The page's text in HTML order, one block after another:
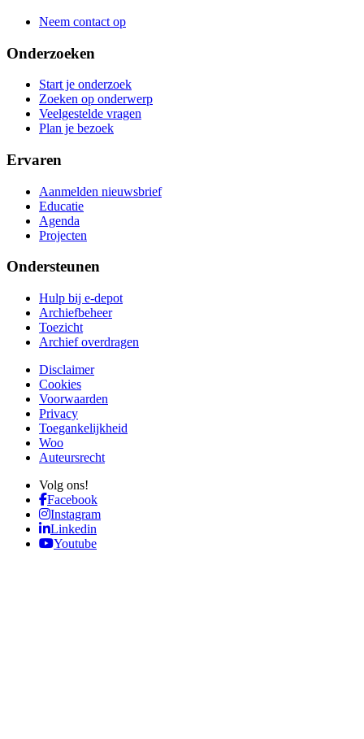
Neem contact op
Onderzoeken
Start je onderzoek
Zoeken op onderwerp
Veelgestelde vragen
Plan je bezoek
Ervaren
Aanmelden nieuwsbrief
Educatie
Agenda
Projecten
Ondersteunen
Hulp bij e-depot
Archiefbeheer
Toezicht
Archief overdragen
Disclaimer
Cookies
Voorwaarden
Privacy
Toegankelijkheid
Woo
Auteursrecht
Volg ons!
Facebook
Instagram
Linkedin
Youtube